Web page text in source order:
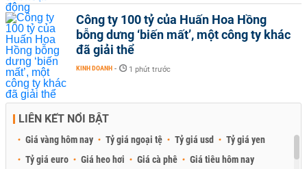
Công ty 100 tỷ của Huấn Hoa Hồng
bỗng dưng ‘biến mất’, một công ty khác
đã giải thể
KINH DOANH - 1 phút trước
LIÊN KẾT NỔI BẬT
Giá vàng hôm nay Tỷ giá ngoại tệ Tỷ giá usd
Tỷ giá yen
Tỷ giá euro
Giá heo hơi Giá cà phê Giá tiêu hôm nay